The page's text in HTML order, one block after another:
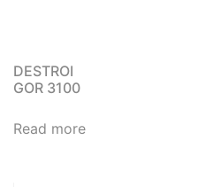
DESTROI
GOR 3100
Read more